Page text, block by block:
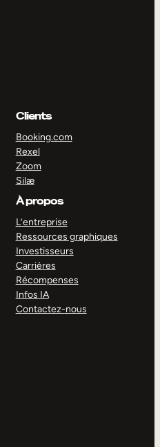
Clients
Booking.com
Rexel
Zoom
Silæ
À propos
L’entreprise
Ressources graphiques
Investisseurs
Carrières
Récompenses
Infos IA
Contactez-nous